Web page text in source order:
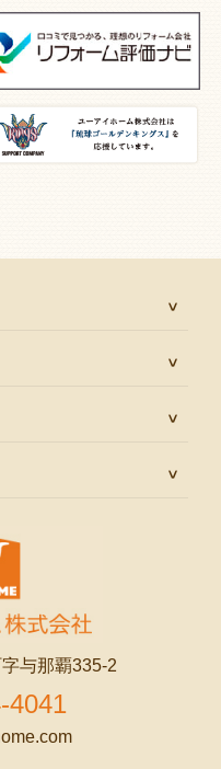
与那覇335-2
4041